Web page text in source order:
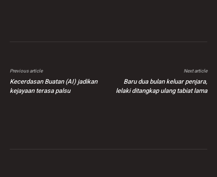
Previous article
Kecerdasan Buatan (AI) jadikan
kejayaan terasa palsu
Next article
Baru dua bulan keluar penjara,
lelaki ditangkap ulang tabiat lama